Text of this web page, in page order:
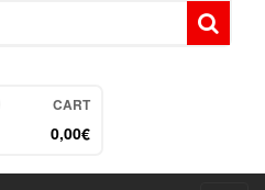
CART
0,00€